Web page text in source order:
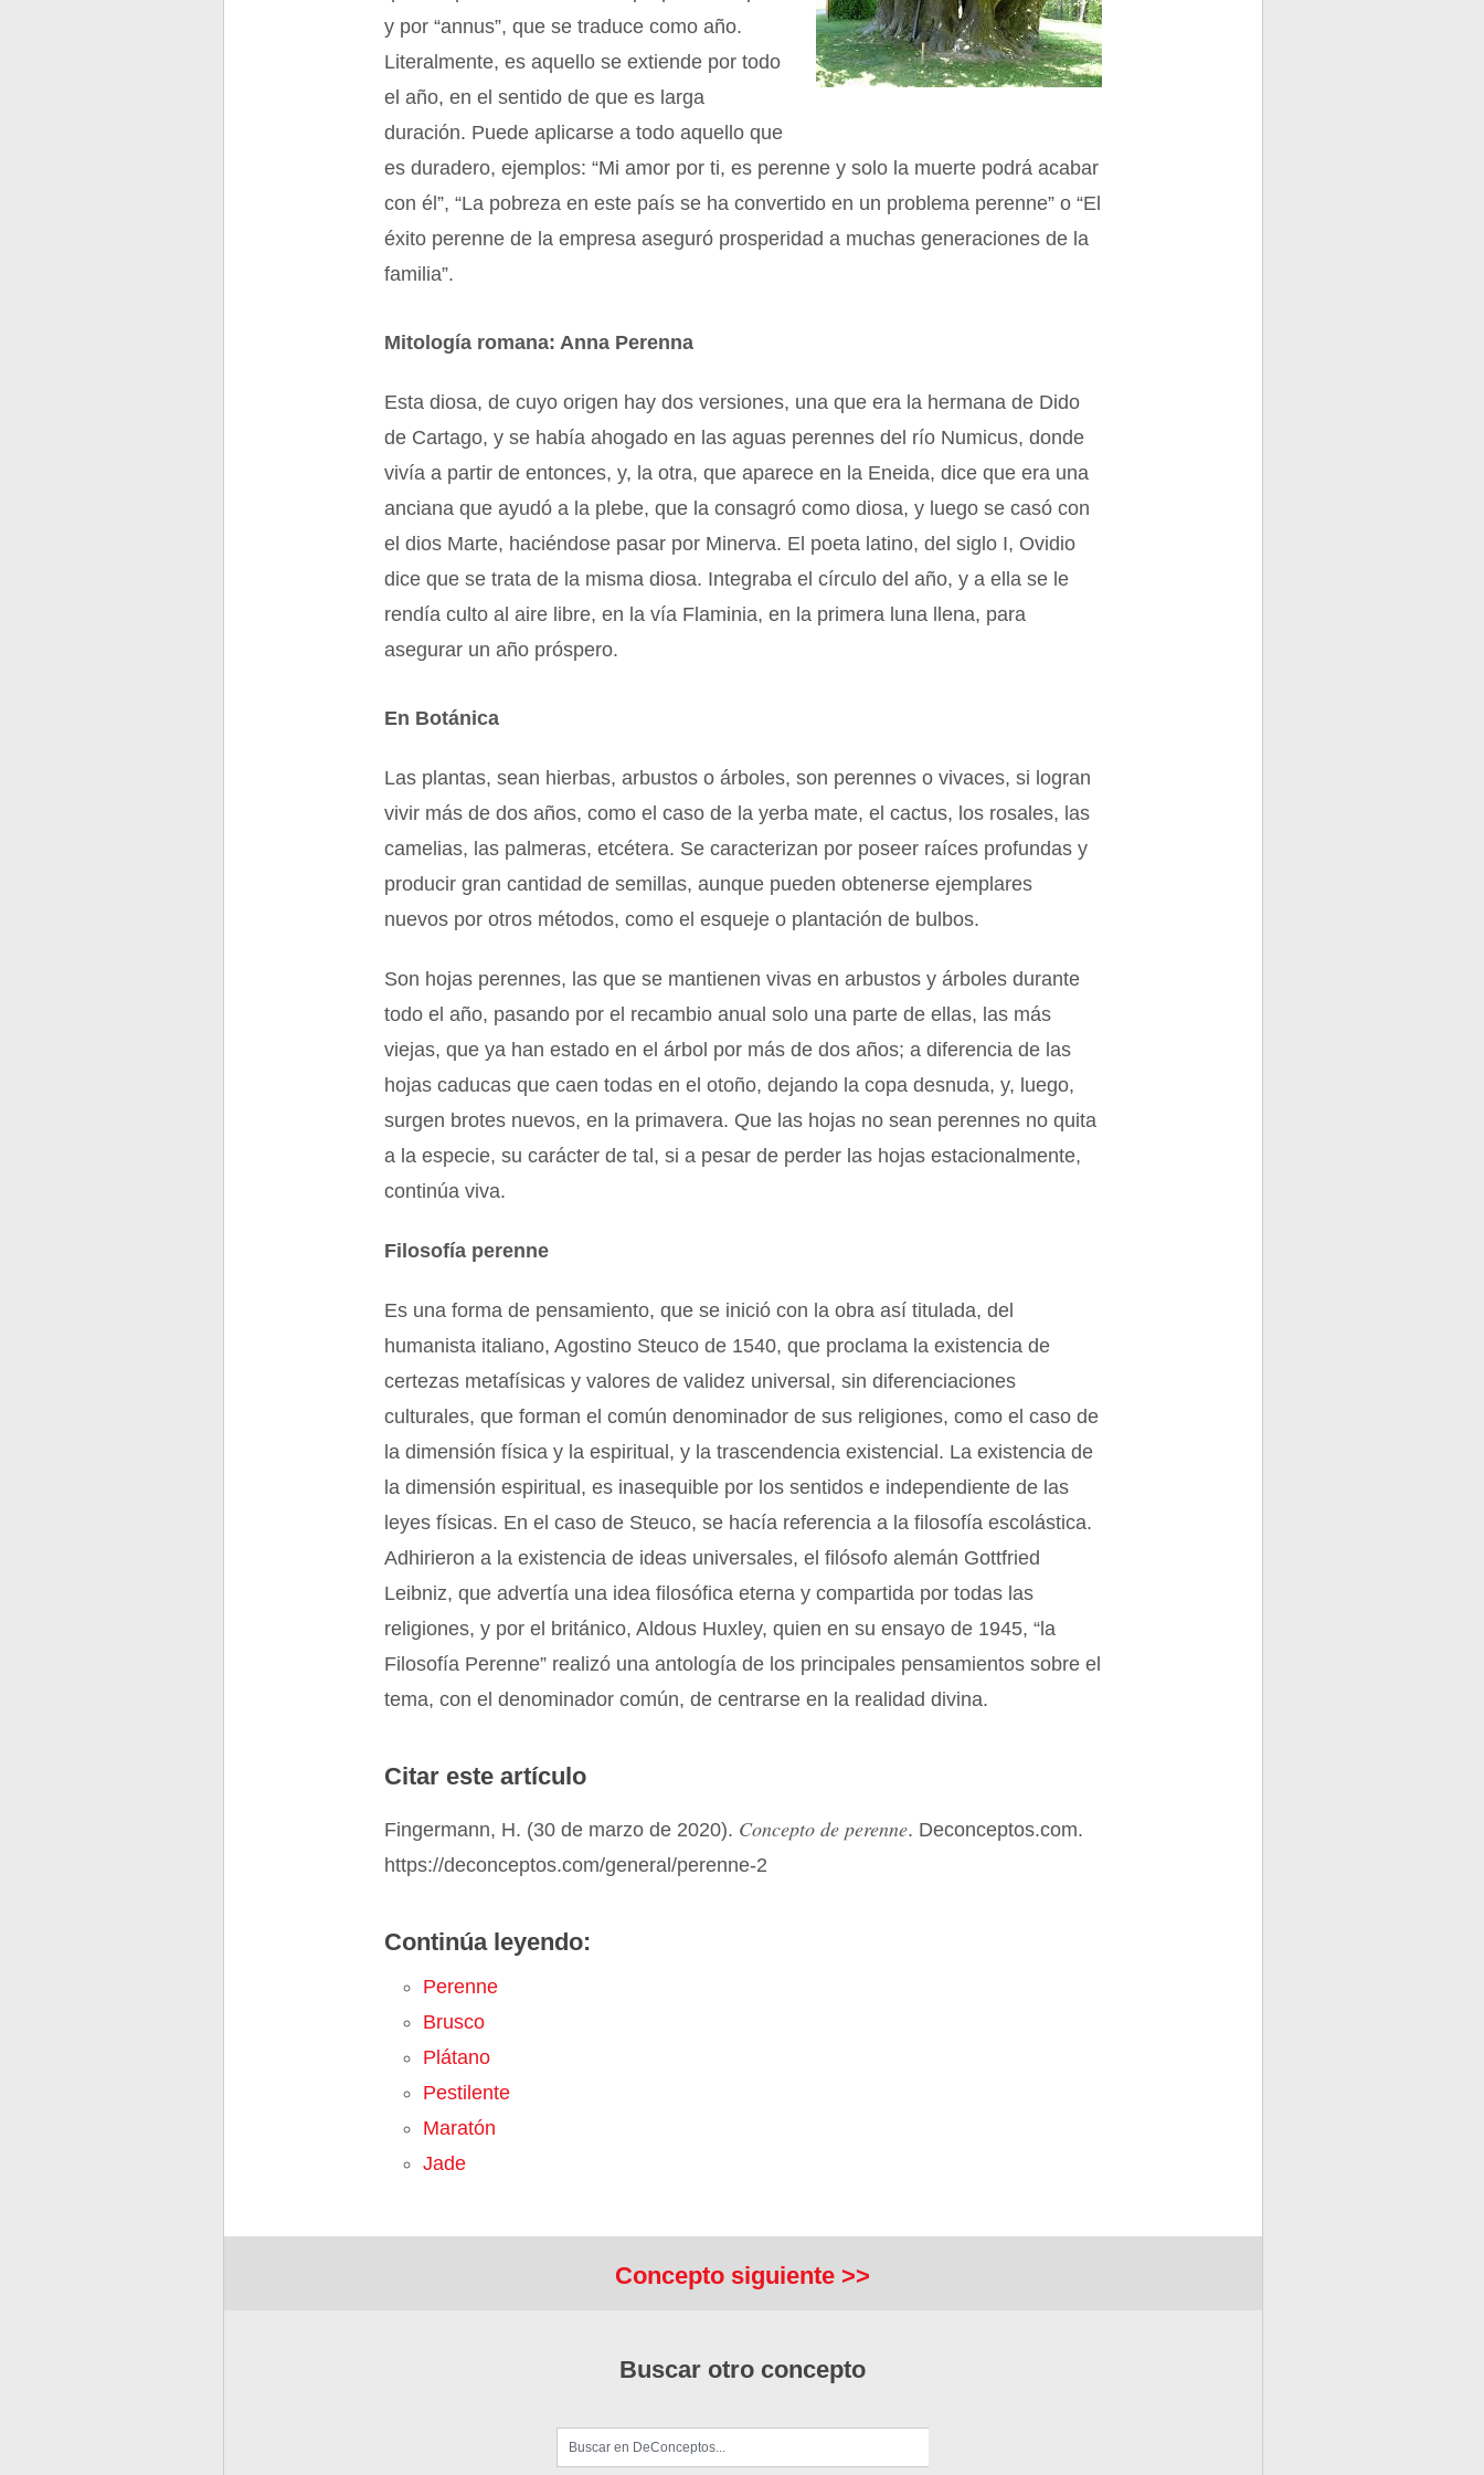
y por “annus”, que se traduce como año.
Literalmente, es aquello se extiende por todo
el año, en el sentido de que es larga
duración. Puede aplicarse a todo aquello que
es duradero, ejemplos: “Mi amor por ti, es perenne y solo la muerte podrá acabar
con él”, “La pobreza en este país se ha convertido en un problema perenne” o “El
éxito perenne de la empresa aseguró prosperidad a muchas generaciones de la
familia”.
Mitología romana: Anna Perenna
Esta diosa, de cuyo origen hay dos versiones, una que era la hermana de Dido
de Cartago, y se había ahogado en las aguas perennes del río Numicus, donde
vivía a partir de entonces, y, la otra, que aparece en la Eneida, dice que era una
anciana que ayudó a la plebe, que la consagró como diosa, y luego se casó con
el dios Marte, haciéndose pasar por Minerva. El poeta latino, del siglo I, Ovidio
dice que se trata de la misma diosa. Integraba el círculo del año, y a ella se le
rendía culto al aire libre, en la vía Flaminia, en la primera luna llena, para
asegurar un año próspero.
En Botánica
Las plantas, sean hierbas, arbustos o árboles, son perennes o vivaces, si logran
vivir más de dos años, como el caso de la yerba mate, el cactus, los rosales, las
camelias, las palmeras, etcétera. Se caracterizan por poseer raíces profundas y
producir gran cantidad de semillas, aunque pueden obtenerse ejemplares
nuevos por otros métodos, como el esqueje o plantación de bulbos.
Son hojas perennes, las que se mantienen vivas en arbustos y árboles durante
todo el año, pasando por el recambio anual solo una parte de ellas, las más
viejas, que ya han estado en el árbol por más de dos años; a diferencia de las
hojas caducas que caen todas en el otoño, dejando la copa desnuda, y, luego,
surgen brotes nuevos, en la primavera. Que las hojas no sean perennes no quita
a la especie, su carácter de tal, si a pesar de perder las hojas estacionalmente,
continúa viva.
Filosofía perenne
Es una forma de pensamiento, que se inició con la obra así titulada, del
humanista italiano, Agostino Steuco de 1540, que proclama la existencia de
certezas metafísicas y valores de validez universal, sin diferenciaciones
culturales, que forman el común denominador de sus religiones, como el caso de
la dimensión física y la espiritual, y la trascendencia existencial. La existencia de
la dimensión espiritual, es inasequible por los sentidos e independiente de las
leyes físicas. En el caso de Steuco, se hacía referencia a la filosofía escolástica.
Adhirieron a la existencia de ideas universales, el filósofo alemán Gottfried
Leibniz, que advertía una idea filosófica eterna y compartida por todas las
religiones, y por el británico, Aldous Huxley, quien en su ensayo de 1945, “la
Filosofía Perenne” realizó una antología de los principales pensamientos sobre el
tema, con el denominador común, de centrarse en la realidad divina.
Citar este artículo
Fingermann, H. (30 de marzo de 2020). Concepto de perenne. Deconceptos.com.
https://deconceptos.com/general/perenne-2
Continúa leyendo:
Perenne
Brusco
Plátano
Pestilente
Maratón
Jade
Concepto siguiente >>
Buscar otro concepto